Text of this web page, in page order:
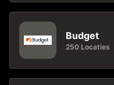
Budget
250 Locaties